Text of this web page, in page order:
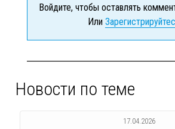
Войдите, чтобы оставлять
Или
Новости по теме
17.04.2026